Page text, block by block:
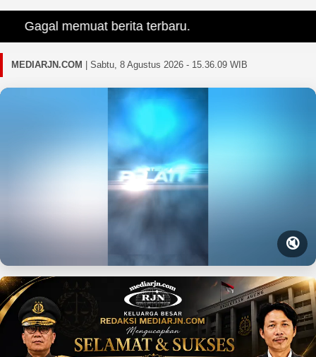
Gagal memuat berita terbaru.
MEDIARJN.COM Sabtu, 8 Agustus 2026 - 15.36.11 WIB
🔇